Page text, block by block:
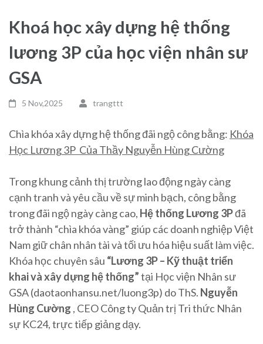
Khoá học xây dựng hệ thống
lương 3P của học viện nhân sư
GSA
5 Nov,2025 trangttt
Chìa khóa xây dựng hệ thống đãi ngộ công bằng: Khóa
Học Lương 3P Của Thầy Nguyễn Hùng Cường
Trong khung cảnh thị trường lao động ngày càng
cạnh tranh và yêu cầu về sự minh bạch, công bằng
trong đãi ngộ ngày càng cao, Hệ thống Lương 3Pđã
trở thành “chìa khóa vàng” giúp các doanh nghiệp Việt
Nam giữ chân nhân tài và tối ưu hóa hiệu suất làm việc.
Khóa học chuyên sâu “Lương 3P – Kỹ thuật triển
khai và xây dựng hệ thống”tại Học viện Nhân sư
GSA (daotaonhansu.net/luong3p) do ThS. Nguyễn
Hùng Cường , CEO Công ty Quản trị Tri thức Nhân
sự KC24, trực tiếp giảng dạy.